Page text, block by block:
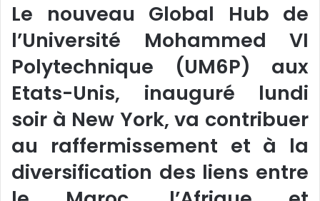
Le nouveau Global Hub de
l’Université Mohammed VI
Polytechnique (UM6P) aux
Etats-Unis, inauguré lundi
soir à New York, va contribuer
au raffermissement et à la
diversification des liens entre